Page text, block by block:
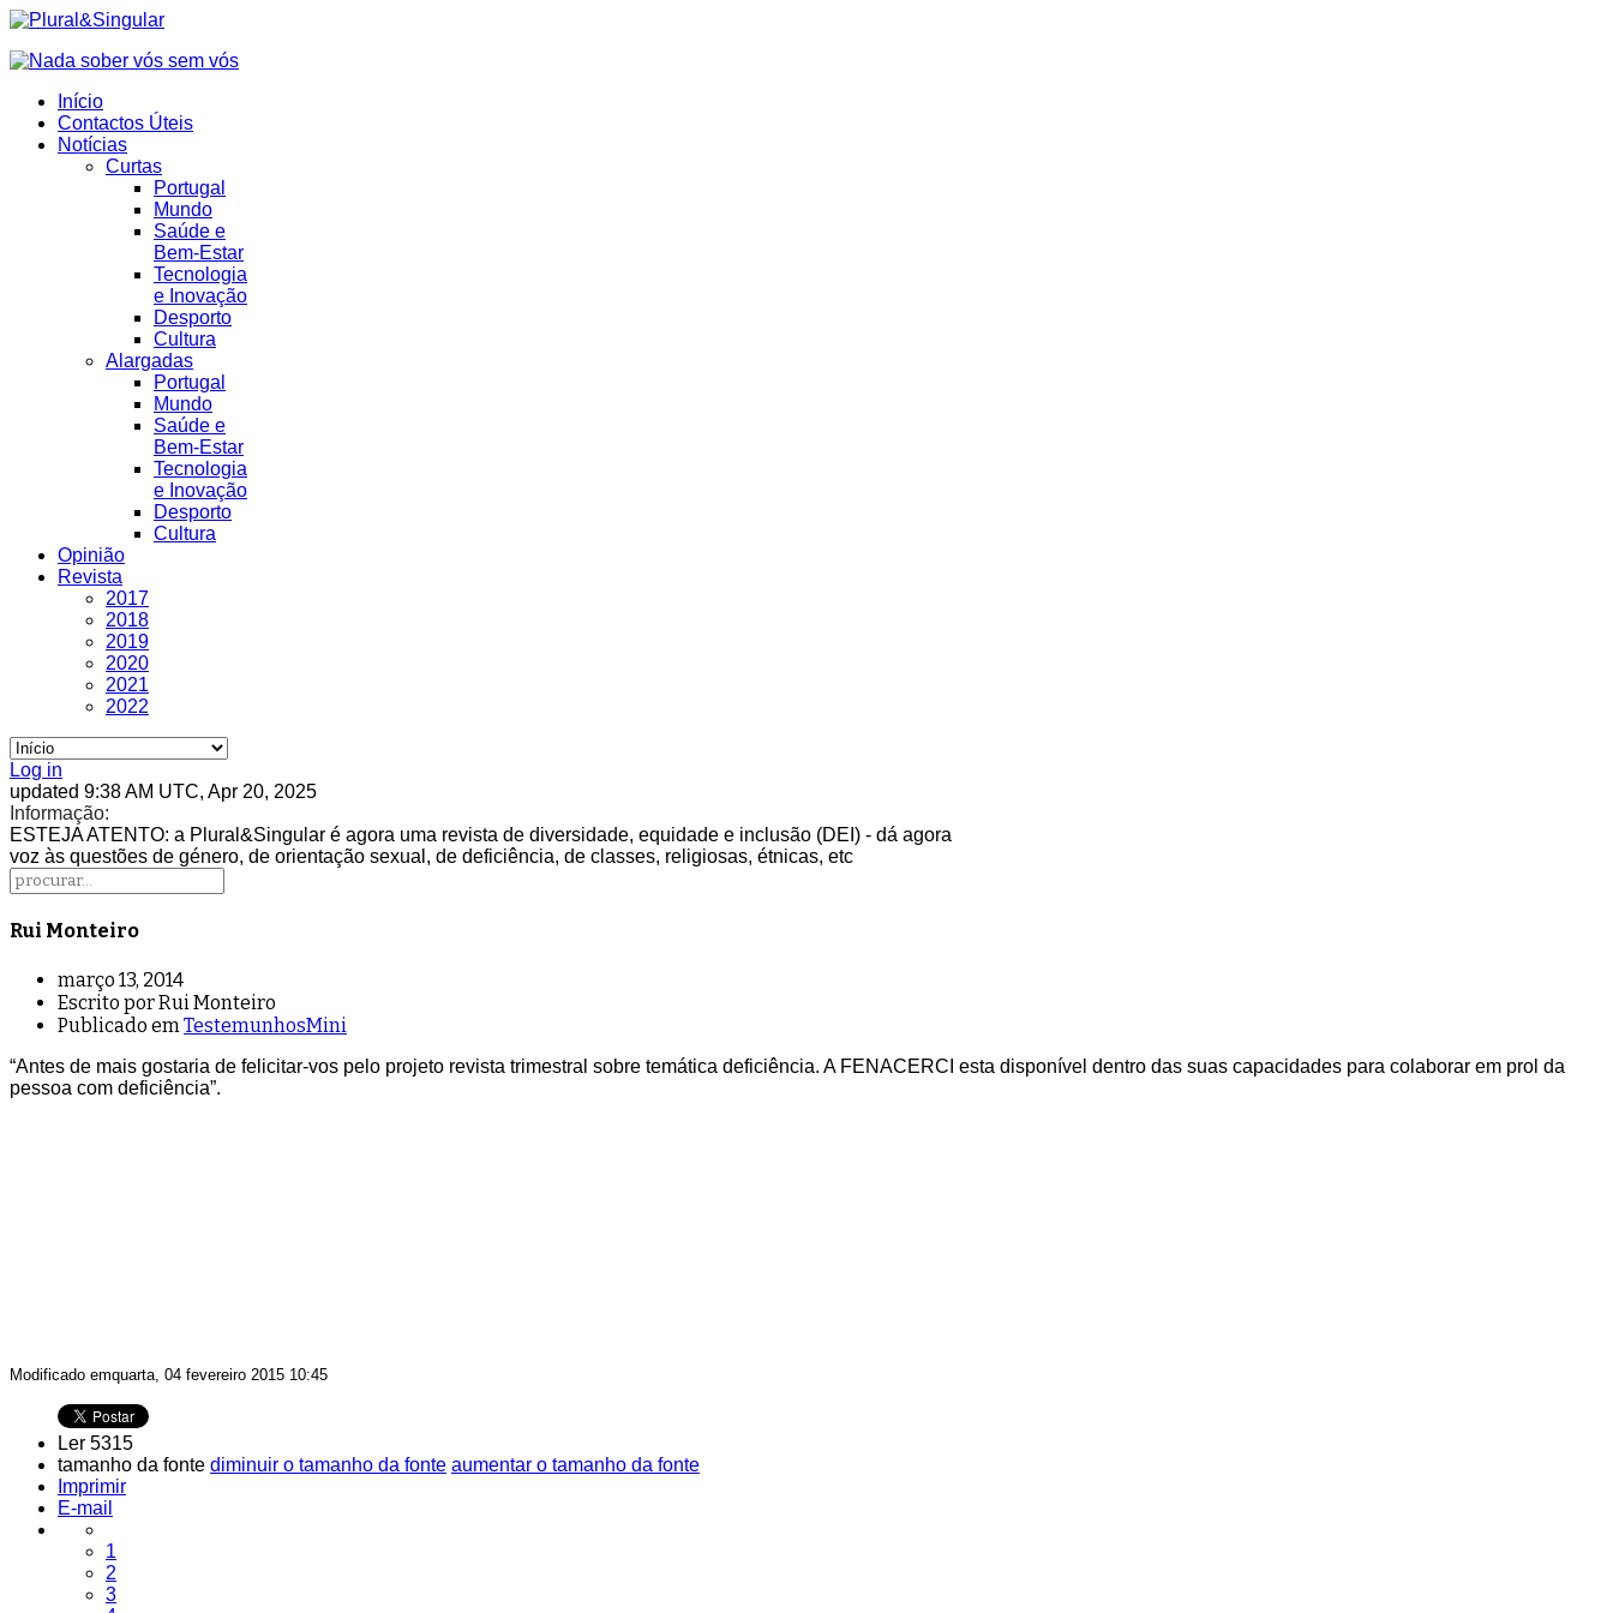
Início
Contactos Úteis
Notícias
Curtas
Portugal
Mundo
Saúde e
Bem-Estar
Tecnologia
e Inovação
Desporto
Cultura
Alargadas
Portugal
Mundo
Saúde e
Bem-Estar
Tecnologia
e Inovação
Desporto
Cultura
Opinião
Revista
2017
2018
2019
2020
2021
2022
Log in
updated 9:38 AM UTC, Apr 20, 2025
Informação:
ESTEJA ATENTO: a Plural&Singular é agora uma revista de diversidade, equidade e inclusão (DEI) - dá agora
voz às questões de género, de orientação sexual, de deficiência, de classes, religiosas, étnicas, etc
Rui Monteiro
março 13, 2014
Escrito por Rui Monteiro
Publicado em TestemunhosMini
“Antes de mais gostaria de felicitar-vos pelo projeto revista trimestral sobre temática deficiência. A FENACERCI esta disponível dentro das suas capacidades para colaborar em prol da
pessoa com deficiência”.
Modificado emquarta, 04 fevereiro 2015 10:45
Ler 5315
tamanho da fonte diminuir o tamanho da fonte aumentar o tamanho da fonte
Imprimir
E-mail
1
2
3